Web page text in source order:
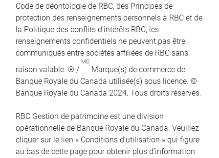
Code de déontologie de RBC, des Principes de
protection des renseignements personnels à RBC et de
la Politique des conflits d’intérêts RBC, les
renseignements confidentiels ne peuvent pas être
communiqués entre sociétés affiliées de RBC sans
raison valable. ® /
MC
Marque(s) de commerce de
Banque Royale du Canada utilisée(s) sous licence. ©
Banque Royale du Canada 2024. Tous droits réservés.
RBC Gestion de patrimoine est une division
opérationnelle de Banque Royale du Canada. Veuillez
cliquer sur le lien « Conditions d’utilisation » qui figure
au bas de cette page pour obtenir plus d’information